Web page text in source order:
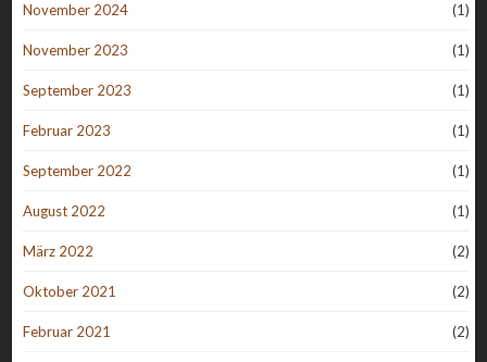
November 2024 (1)
November 2023 (1)
September 2023 (1)
Februar 2023 (1)
September 2022 (1)
August 2022 (1)
März 2022 (2)
Oktober 2021 (2)
Februar 2021 (2)